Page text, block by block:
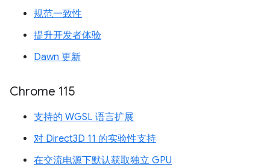
规范一致性
提升开发者体验
Dawn 更新
Chrome 115
支持的 WGSL 语言扩展
对 Direct3D 11 的实验性支持
在交流电源下默认获取独立 GPU